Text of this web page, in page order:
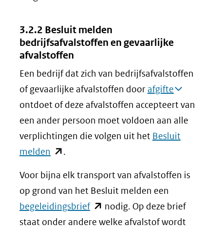
3.2.2 Besluit melden
bedrijfsafvalstoffen en gevaarlijke
afvalstoffen
Een bedrijf dat zich van bedrijfsafvalstoffen
of gevaarlijke afvalstoffen door afgifte
ontdoet of deze afvalstoffen accepteert van
een ander persoon moet voldoen aan alle
verplichtingen die volgen uit het Besluit
melden (opent
(verwijst
.
Voor bijna elk transport van afvalstoffen is
op grond van het Besluit melden een
begeleidingsbrief(opent
in
nodig. Op deze brief
staat onder andere welke afvalstof wordt